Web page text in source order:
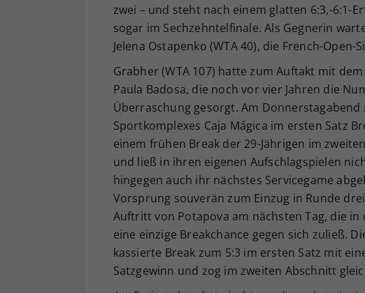
zwei – und steht nach einem glatten 6:3,-6:1-
sogar im Sechzehntelfinale. Als Gegnerin
Jelena Ostapenko (WTA 40), die French-Open-
Grabher (WTA 107) hatte zum Auftakt mit
Paula Badosa, die noch vor vier Jahren die
Überraschung gesorgt. Am
Sportkomplexes Caja Mágica im ersten Satz
einem frühen Break der 29-Jährigen im
und ließ in ihren eigenen Aufschlagspielen
hingegen auch ihr nächstes Servicegame
Vorsprung souverän zum Einzug in Runde
Auftritt von Potapova am nächsten Tag, die
eine einzige Breakchance gegen sich zuließ.
kassierte Break zum 5:3 im ersten Satz mit
Satzgewinn und zog im zweiten Abschnitt